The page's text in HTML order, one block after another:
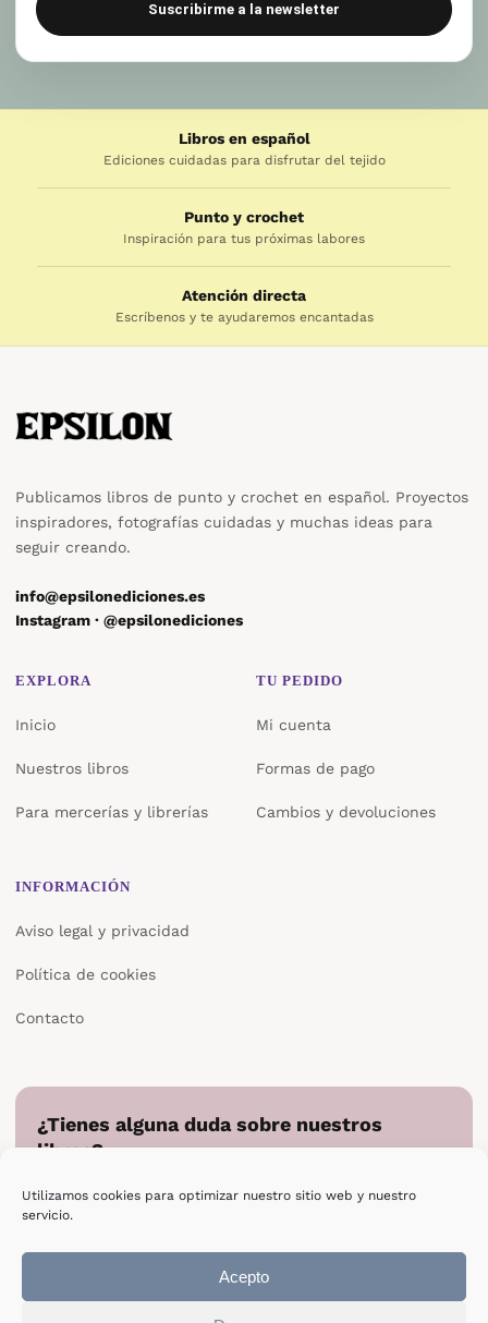
Utilizamos cookies para optimizar nuestro sitio web y nuestro
servicio.
Acepto
Suscribirme a la newsletter
Libros en español
Ediciones cuidadas para disfrutar del tejido
Punto y crochet
Inspiración para tus próximas labores
Atención directa
Escríbenos y te ayudaremos encantadas
Publicamos libros de punto y crochet en español. Proyectos
inspiradores, fotografías cuidadas y muchas ideas para
seguir creando.
info@epsilonediciones.es
Instagram · @epsilonediciones
EXPLORA
Inicio
Nuestros libros
Para mercerías y librerías
TU PEDIDO
Mi cuenta
Formas de pago
Cambios y devoluciones
INFORMACIÓN
Aviso legal y privacidad
Política de cookies
Contacto
¿Tienes alguna duda sobre nuestros
libros?
directamente.
Escribir a Epsilon